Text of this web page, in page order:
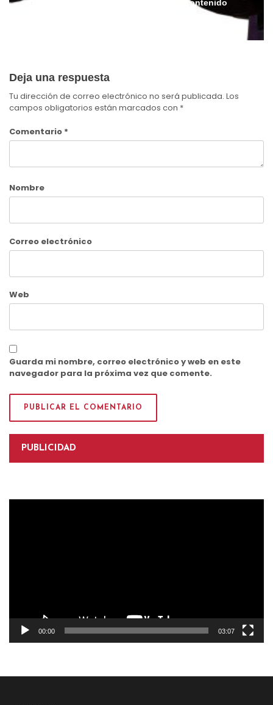
para streamers, gamers y creadores de contenido
Deja una respuesta
Tu dirección de correo electrónico no será publicada. Los
campos obligatorios están marcados con *
Comentario *
Nombre
Correo electrónico
Web
Guarda mi nombre, correo electrónico y web en este
navegador para la próxima vez que comente.
PUBLICIDAD
00:00 03:07